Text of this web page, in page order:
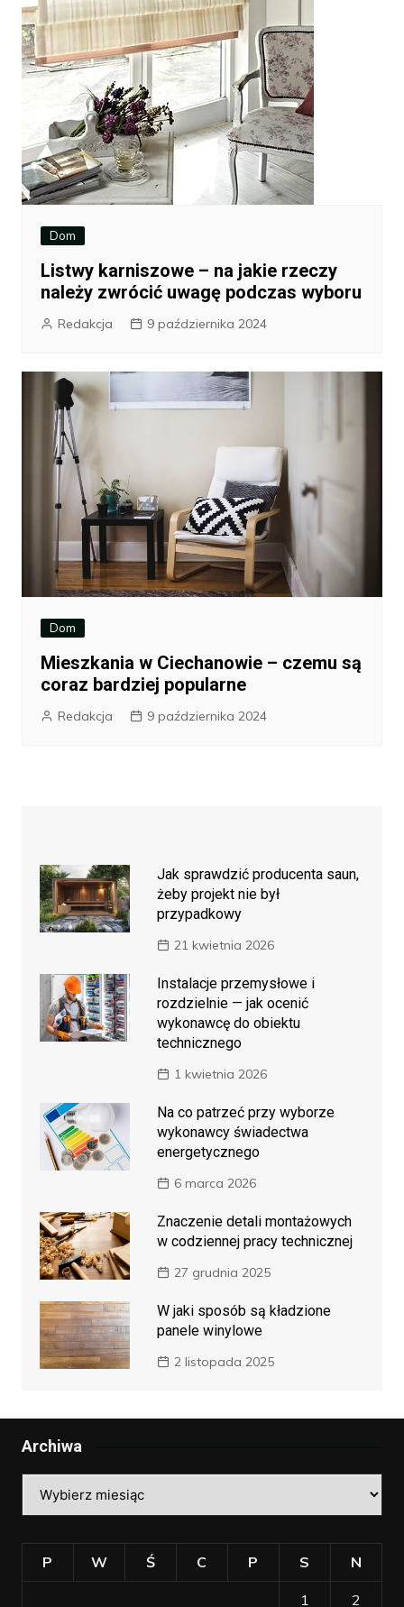
Dom
Listwy karniszowe – na jakie rzeczy
należy zwrócić uwagę podczas wyboru
Redakcja 9 października 2024
Dom
Mieszkania w Ciechanowie – czemu są
coraz bardziej popularne
Redakcja 9 października 2024
Jak sprawdzić producenta saun,
żeby projekt nie był
przypadkowy
21 kwietnia 2026
Instalacje przemysłowe i
rozdzielnie — jak ocenić
wykonawcę do obiektu
technicznego
1 kwietnia 2026
Na co patrzeć przy wyborze
wykonawcy świadectwa
energetycznego
6 marca 2026
Znaczenie detali montażowych
w codziennej pracy technicznej
27 grudnia 2025
W jaki sposób są kładzione
panele winylowe
2 listopada 2025
Archiwa
P W Ś C P S N
1 2